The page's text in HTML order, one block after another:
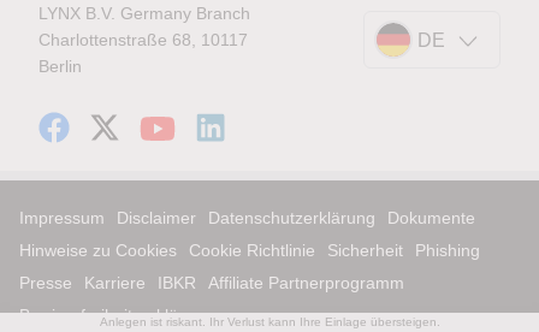
LYNX B.V. Germany Branch
Charlottenstraße 68, 10117
Berlin
DE
Impressum Disclaimer Datenschutzerklärung
Dokumente
Hinweise zu Cookies
Cookie Richtlinie Sicherheit
Phishing
Presse
Karriere IBKR
Affiliate Partnerprogramm
Barrierefreiheitserklärung
Anlegen ist riskant. Ihr Verlust kann Ihre Einlage übersteigen.